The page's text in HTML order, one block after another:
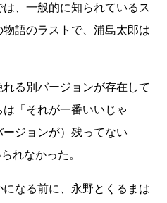
、一般的に知られているス
語のラストで、浦島太郎は
る別バージョンが存在して
「それが一番いいじゃ
ジョンが）残ってない
れなかった。
なる前に、永野とくるまは